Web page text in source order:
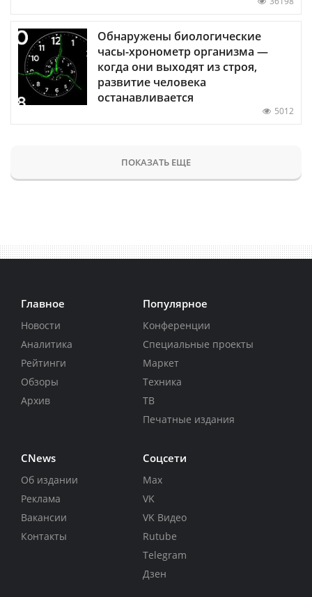
Обнаружены биологические
часы-хронометр организма —
когда они выходят из строя,
развитие человека
останавливается
5012
ПОКАЗАТЬ ЕЩЕ
Главное
Новости
Аналитика
Рейтинги
Обзоры
Архив
Популярное
Конференции
Специальные проекты
Маркет
Техника
ТВ
Печатные издания
CNews
Об издании
Реклама
Вакансии
Контакты
Соцсети
Max
VK
VK Видео
Rutube
Telegram
Дзен